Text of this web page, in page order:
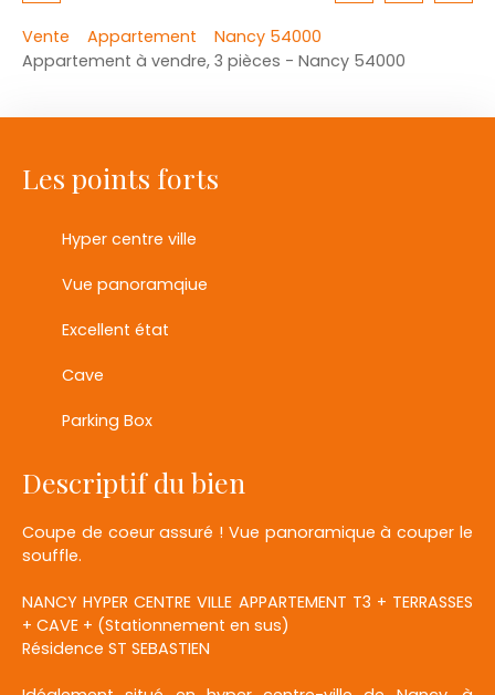
Vente Appartement
Nancy 54000
Appartement à vendre, 3 pièces - Nancy 54000
Les points forts
Hyper centre ville
Vue panoramqiue
Excellent état
Cave
Parking Box
Descriptif du bien
Coupe de coeur assuré ! Vue panoramique à couper le
souffle.
NANCY HYPER CENTRE VILLE APPARTEMENT T3 + TERRASSES
+ CAVE + (Stationnement en sus)
Résidence ST SEBASTIEN